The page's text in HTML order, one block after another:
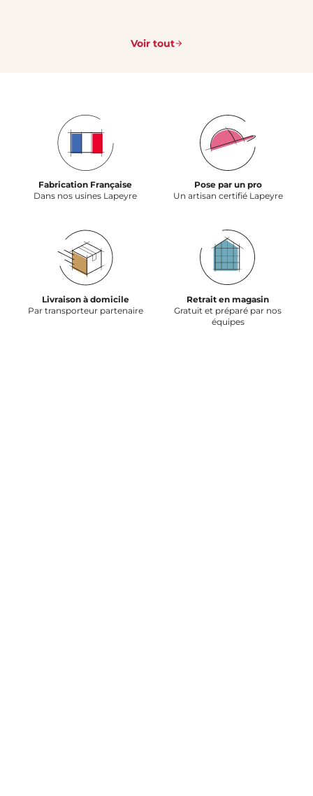
Voir tout
Fabrication Française
Dans nos usines Lapeyre
Pose par un pro
Un artisan certifié Lapeyre
Livraison à domicile
Par transporteur partenaire
Retrait en magasin
Gratuit et préparé par nos
équipes